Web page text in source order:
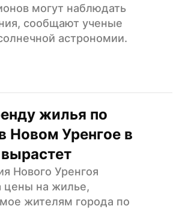
могут наблюдать
сообщают ученые
астрономии.
жилья по
Новом Уренгое в
Нового Уренгоя
цены на жилье,
жителям города по